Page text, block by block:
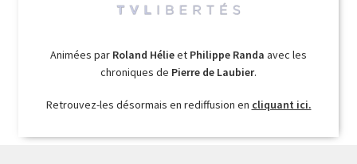
Animées par Roland Hélieet Philippe Randa avec les
chroniques de Pierre de Laubier.
Retrouvez-les désormais en rediffusion en cliquant ici.